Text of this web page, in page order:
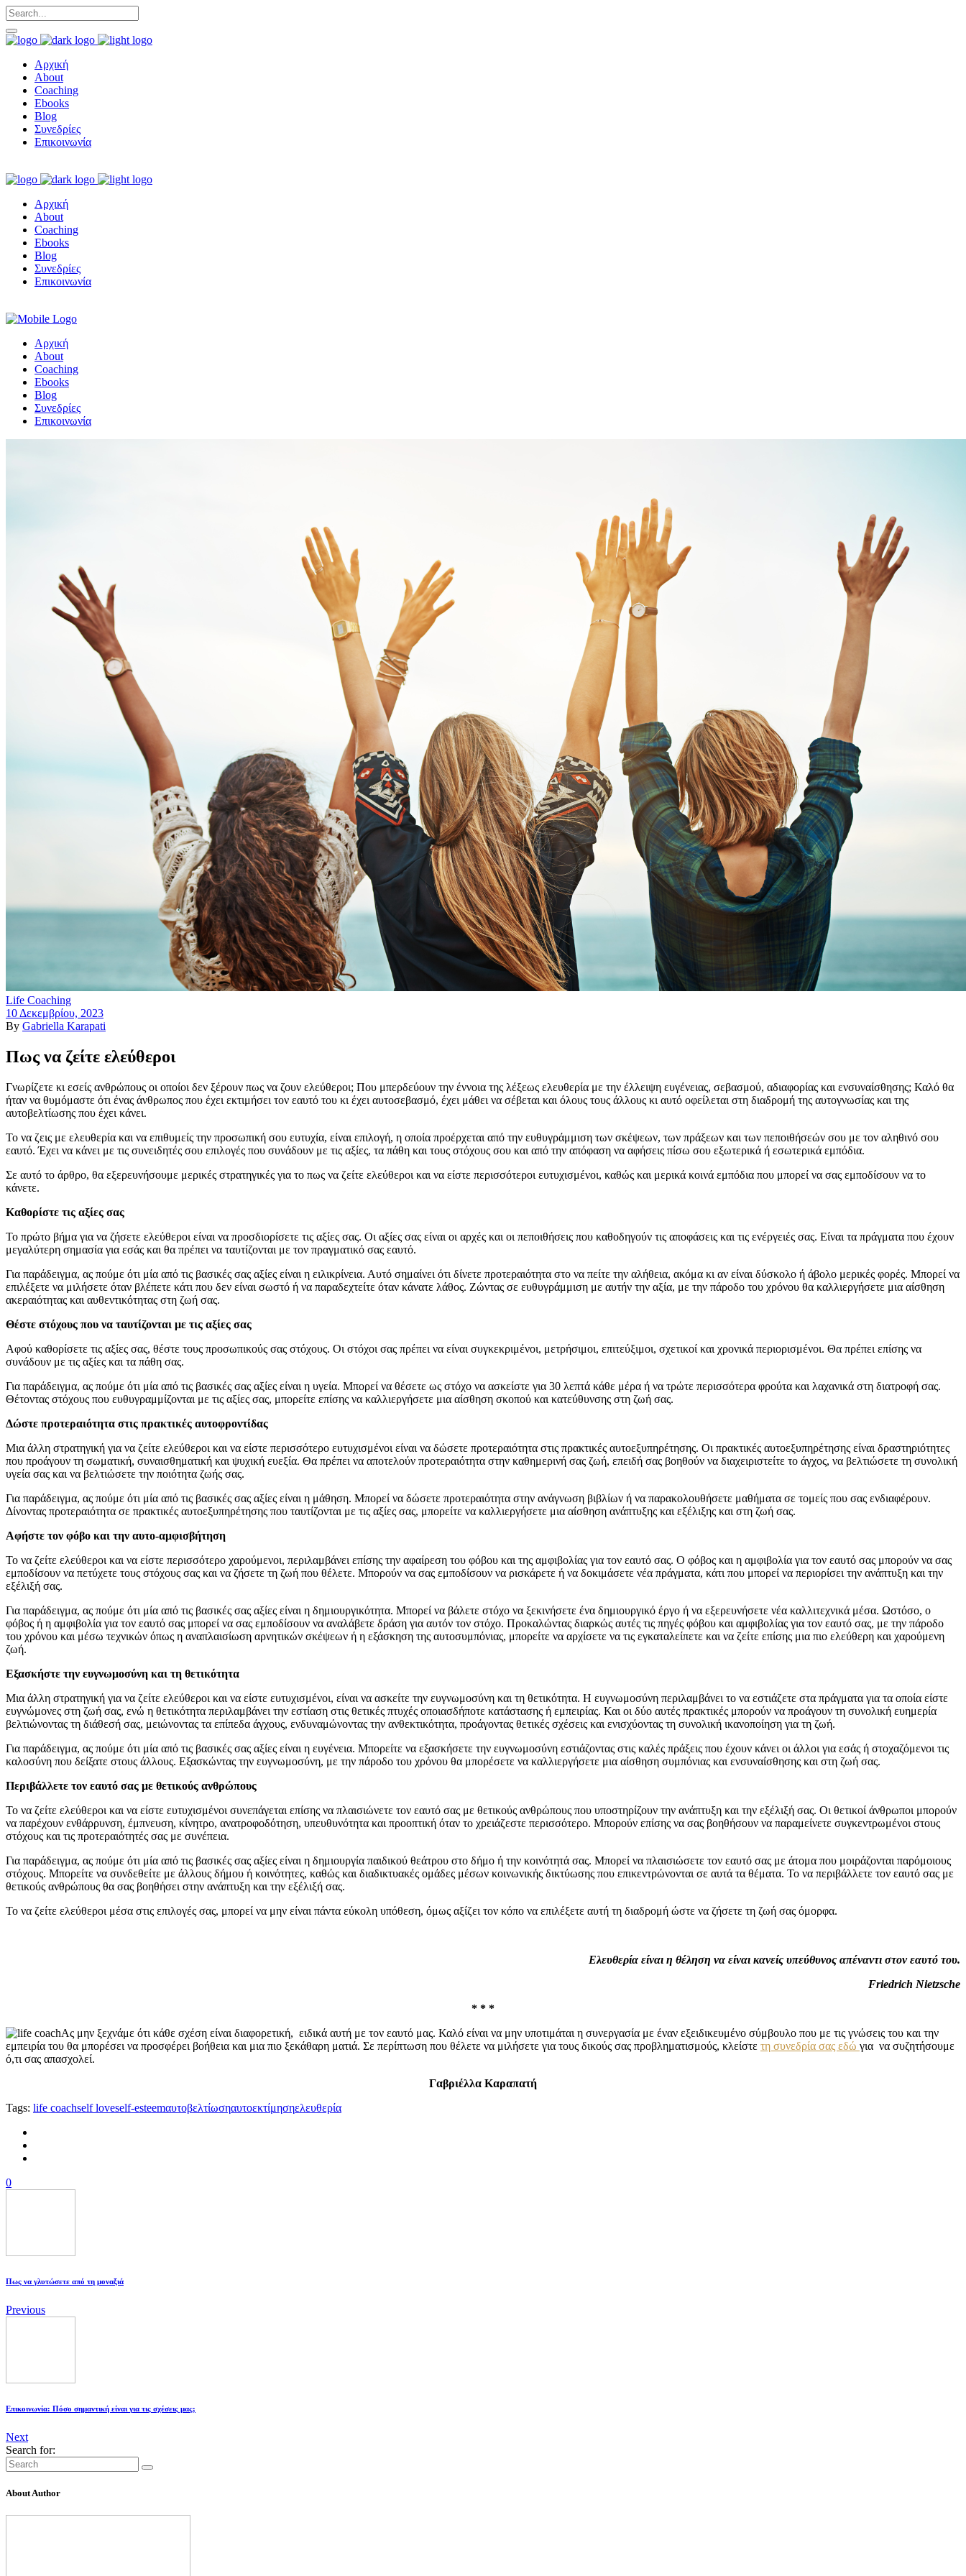
Αρχική
About
Coaching
Ebooks
Blog
Συνεδρίες
Επικοινωνία
Αρχική
About
Coaching
Ebooks
Blog
Συνεδρίες
Επικοινωνία
Αρχική
About
Coaching
Ebooks
Blog
Συνεδρίες
Επικοινωνία
Life Coaching
10 Δεκεμβρίου, 2023
By Gabriella Karapati
Πως να ζείτε ελεύθεροι
Γνωρίζετε κι εσείς ανθρώπους οι οποίοι δεν ξέρουν πως να ζουν ελεύθεροι; Που μπερδεύουν την έννοια της λέξεως ελευθερία με την έλλειψη ευγένειας, σεβασμού, αδιαφορίας και ενσυναίσθησης; Καλό θα
ήταν να θυμόμαστε ότι ένας άνθρωπος που έχει εκτιμήσει τον εαυτό του κι έχει αυτοσεβασμό, έχει μάθει να σέβεται και όλους τους άλλους κι αυτό οφείλεται στη διαδρομή της αυτογνωσίας και της
αυτοβελτίωσης που έχει κάνει.
Το να ζεις με ελευθερία και να επιθυμείς την προσωπική σου ευτυχία, είναι επιλογή, η οποία προέρχεται από την ευθυγράμμιση των σκέψεων, των πράξεων και των πεποιθήσεών σου με τον αληθινό σου
εαυτό. Έχει να κάνει με τις συνειδητές σου επιλογές που συνάδουν με τις αξίες, τα πάθη και τους στόχους σου και από την απόφαση να αφήσεις πίσω σου εξωτερικά ή εσωτερικά εμπόδια.
Σε αυτό το άρθρο, θα εξερευνήσουμε μερικές στρατηγικές για το πως να ζείτε ελεύθεροι και να είστε περισσότεροι ευτυχισμένοι, καθώς και μερικά κοινά εμπόδια που μπορεί να σας εμποδίσουν να το
κάνετε.
Καθορίστε τις αξίες σας
Το πρώτο βήμα για να ζήσετε ελεύθεροι είναι να προσδιορίσετε τις αξίες σας. Οι αξίες σας είναι οι αρχές και οι πεποιθήσεις που καθοδηγούν τις αποφάσεις και τις ενέργειές σας. Είναι τα πράγματα που έχουν
μεγαλύτερη σημασία για εσάς και θα πρέπει να ταυτίζονται με τον πραγματικό σας εαυτό.
Για παράδειγμα, ας πούμε ότι μία από τις βασικές σας αξίες είναι η ειλικρίνεια. Αυτό σημαίνει ότι δίνετε προτεραιότητα στο να πείτε την αλήθεια, ακόμα κι αν είναι δύσκολο ή άβολο μερικές φορές. Μπορεί να
επιλέξετε να μιλήσετε όταν βλέπετε κάτι που δεν είναι σωστό ή να παραδεχτείτε όταν κάνατε λάθος. Ζώντας σε ευθυγράμμιση με αυτήν την αξία, με την πάροδο του χρόνου θα καλλιεργήσετε μια αίσθηση
ακεραιότητας και αυθεντικότητας στη ζωή σας.
Θέστε στόχους που να ταυτίζονται με τις αξίες σας
Αφού καθορίσετε τις αξίες σας, θέστε τους προσωπικούς σας στόχους. Οι στόχοι σας πρέπει να είναι συγκεκριμένοι, μετρήσιμοι, επιτεύξιμοι, σχετικοί και χρονικά περιορισμένοι. Θα πρέπει επίσης να
συνάδουν με τις αξίες και τα πάθη σας.
Για παράδειγμα, ας πούμε ότι μία από τις βασικές σας αξίες είναι η υγεία. Μπορεί να θέσετε ως στόχο να ασκείστε για 30 λεπτά κάθε μέρα ή να τρώτε περισσότερα φρούτα και λαχανικά στη διατροφή σας.
Θέτοντας στόχους που ευθυγραμμίζονται με τις αξίες σας, μπορείτε επίσης να καλλιεργήσετε μια αίσθηση σκοπού και κατεύθυνσης στη ζωή σας.
Δώστε προτεραιότητα στις πρακτικές αυτοφροντίδας
Μια άλλη στρατηγική για να ζείτε ελεύθεροι και να είστε περισσότερο ευτυχισμένοι είναι να δώσετε προτεραιότητα στις πρακτικές αυτοεξυπηρέτησης. Οι πρακτικές αυτοεξυπηρέτησης είναι δραστηριότητες
που προάγουν τη σωματική, συναισθηματική και ψυχική ευεξία. Θα πρέπει να αποτελούν προτεραιότητα στην καθημερινή σας ζωή, επειδή σας βοηθούν να διαχειριστείτε το άγχος, να βελτιώσετε τη συνολική
υγεία σας και να βελτιώσετε την ποιότητα ζωής σας.
Για παράδειγμα, ας πούμε ότι μία από τις βασικές σας αξίες είναι η μάθηση. Μπορεί να δώσετε προτεραιότητα στην ανάγνωση βιβλίων ή να παρακολουθήσετε μαθήματα σε τομείς που σας ενδιαφέρουν.
Δίνοντας προτεραιότητα σε πρακτικές αυτοεξυπηρέτησης που ταυτίζονται με τις αξίες σας, μπορείτε να καλλιεργήσετε μια αίσθηση ανάπτυξης και εξέλιξης και στη ζωή σας.
Αφήστε τον φόβο και την αυτο-αμφισβήτηση
Το να ζείτε ελεύθεροι και να είστε περισσότερο χαρούμενοι, περιλαμβάνει επίσης την αφαίρεση του φόβου και της αμφιβολίας για τον εαυτό σας. Ο φόβος και η αμφιβολία για τον εαυτό σας μπορούν να σας
εμποδίσουν να πετύχετε τους στόχους σας και να ζήσετε τη ζωή που θέλετε. Μπορούν να σας εμποδίσουν να ρισκάρετε ή να δοκιμάσετε νέα πράγματα, κάτι που μπορεί να περιορίσει την ανάπτυξη και την
εξέλιξή σας.
Για παράδειγμα, ας πούμε ότι μία από τις βασικές σας αξίες είναι η δημιουργικότητα. Μπορεί να βάλετε στόχο να ξεκινήσετε ένα δημιουργικό έργο ή να εξερευνήσετε νέα καλλιτεχνικά μέσα. Ωστόσο, ο
φόβος ή η αμφιβολία για τον εαυτό σας μπορεί να σας εμποδίσουν να αναλάβετε δράση για αυτόν τον στόχο. Προκαλώντας διαρκώς αυτές τις πηγές φόβου και αμφιβολίας για τον εαυτό σας, με την πάροδο
του χρόνου και μέσω τεχνικών όπως η αναπλαισίωση αρνητικών σκέψεων ή η εξάσκηση της αυτοσυμπόνιας, μπορείτε να αρχίσετε να τις εγκαταλείπετε και να ζείτε επίσης μια πιο ελεύθερη και χαρούμενη
ζωή.
Εξασκήστε την ευγνωμοσύνη και τη θετικότητα
Μια άλλη στρατηγική για να ζείτε ελεύθεροι και να είστε ευτυχισμένοι, είναι να ασκείτε την ευγνωμοσύνη και τη θετικότητα. Η ευγνωμοσύνη περιλαμβάνει το να εστιάζετε στα πράγματα για τα οποία είστε
ευγνώμονες στη ζωή σας, ενώ η θετικότητα περιλαμβάνει την εστίαση στις θετικές πτυχές οποιασδήποτε κατάστασης ή εμπειρίας. Και οι δύο αυτές πρακτικές μπορούν να προάγουν τη συνολική ευημερία
βελτιώνοντας τη διάθεσή σας, μειώνοντας τα επίπεδα άγχους, ενδυναμώνοντας την ανθεκτικότητα, προάγοντας θετικές σχέσεις και ενισχύοντας τη συνολική ικανοποίηση για τη ζωή.
Για παράδειγμα, ας πούμε ότι μία από τις βασικές σας αξίες είναι η ευγένεια. Μπορείτε να εξασκήσετε την ευγνωμοσύνη εστιάζοντας στις καλές πράξεις που έχουν κάνει οι άλλοι για εσάς ή στοχαζόμενοι τις
καλοσύνη που δείξατε στους άλλους. Εξασκώντας την ευγνωμοσύνη, με την πάροδο του χρόνου θα μπορέσετε να καλλιεργήσετε μια αίσθηση συμπόνιας και ενσυναίσθησης και στη ζωή σας.
Περιβάλλετε τον εαυτό σας με θετικούς ανθρώπους
Το να ζείτε ελεύθεροι και να είστε ευτυχισμένοι συνεπάγεται επίσης να πλαισιώνετε τον εαυτό σας με θετικούς ανθρώπους που υποστηρίζουν την ανάπτυξη και την εξέλιξή σας. Οι θετικοί άνθρωποι μπορούν
να παρέχουν ενθάρρυνση, έμπνευση, κίνητρο, ανατροφοδότηση, υπευθυνότητα και προοπτική όταν το χρειάζεστε περισσότερο. Μπορούν επίσης να σας βοηθήσουν να παραμείνετε συγκεντρωμένοι στους
στόχους και τις προτεραιότητές σας με συνέπεια.
Για παράδειγμα, ας πούμε ότι μία από τις βασικές σας αξίες είναι η δημιουργία παιδικού θεάτρου στο δήμο ή την κοινότητά σας. Μπορεί να πλαισιώσετε τον εαυτό σας με άτομα που μοιράζονται παρόμοιους
στόχους. Μπορείτε να συνδεθείτε με άλλους δήμου ή κοινότητες, καθώς και διαδικτυακές ομάδες μέσων κοινωνικής δικτύωσης που επικεντρώνονται σε αυτά τα θέματα. Το να περιβάλλετε τον εαυτό σας με
θετικούς ανθρώπους θα σας βοηθήσει στην ανάπτυξη και την εξέλιξή σας.
Το να ζείτε ελεύθεροι μέσα στις επιλογές σας, μπορεί να μην είναι πάντα εύκολη υπόθεση, όμως αξίζει τον κόπο να επιλέξετε αυτή τη διαδρομή ώστε να ζήσετε τη ζωή σας όμορφα.
Ελευθερία είναι η θέληση να είναι κανείς υπεύθυνος απέναντι στον εαυτό του.
Friedrich Nietzsche
* * *
Ας μην ξεχνάμε ότι κάθε σχέση είναι διαφορετική, ειδικά αυτή με τον εαυτό μας. Καλό είναι να μην υποτιμάται η συνεργασία με έναν εξειδικευμένο σύμβουλο που με τις γνώσεις του και την
εμπειρία του θα μπορέσει να προσφέρει βοήθεια και μια πιο ξεκάθαρη ματιά. Σε περίπτωση που θέλετε να μιλήσετε για τους δικούς σας προβληματισμούς, κλείστε τη συνεδρία σας εδώ για να συζητήσουμε
ό,τι σας απασχολεί.
Γαβριέλλα Καραπατή
Tags: life coachself loveself-esteemαυτοβελτίωσηαυτοεκτίμησηελευθερία
0
Πως να γλυτώσετε από τη μοναξιά
Previous
Επικοινωνία: Πόσο σημαντική είναι για τις σχέσεις μας;
Next
Search for:
About Author